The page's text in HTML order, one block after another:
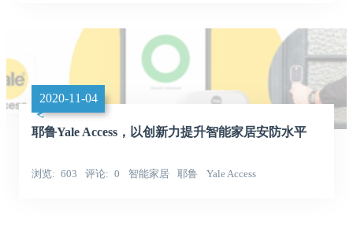
2020-11-04
耶鲁Yale Access，以创新力提升智能家居安防水平
浏览 603 评论 0 智能家居 耶鲁 Yale Access